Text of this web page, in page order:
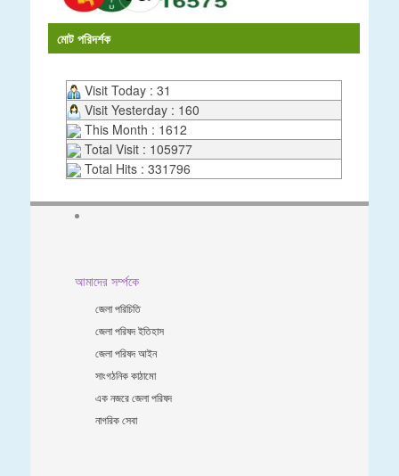
মোট পরিদর্শক
Visit Today : 31
Visit Yesterday : 160
This Month : 1612
Total Visit : 105977
Total Hits : 331796
আমাদের সর্ম্পকে
জেলা পরিচিতি
জেলা পরিষদ ইতিহাস
জেলা পরিষদ আইন
সাংগঠনিক কাঠামো
এক নজরে জেলা পরিষদ
নাগরিক সেবা